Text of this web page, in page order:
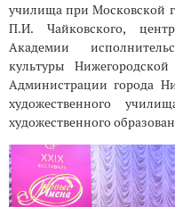
училища при Московской
П.И. Чайковского,
Академии
культуры
Администрации города
художественного
художественного